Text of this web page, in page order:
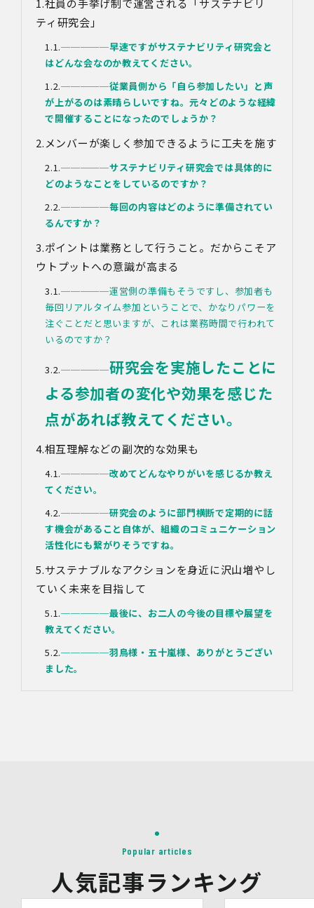
対象情報
・お問い合わせ時に取得する個人情報
利用目的
・各種お問い合わせに対応するため
正確な把握のため
・取得した情報を解析又は分析して、当社サービス「環境
価値創出支援」「環境価値売買」「脱炭素コンサルティン
め
4.第三者への提供
当社は、イベントやセミナーにて取得した個人情報につ
き、以下の内容に従って第三者提供を行うことがありま
す。なお、本人の同意がある場合及び法令の定めによる場
合を除いて、以下の内容以外で当社が取り扱う個人情報を
第三者に提供することはありません。
(1)提供先
イベント・セミナーの共催事業者
(2)提供される個人情報の内容
会社名・所属団体等の名称、所属名、役職名等の肩書、氏
名、住所、電話番号、メールアドレス、その他イベント・
セミナーを通じて取得した情報
電話、FAX、電子メール、郵送などの一般的な方法
上記の内容によらない個人情報の第三者提供を行う場合に
は、あらかじめ本人に対し個別具体的な内容を提示して同
意を得ます。
5.委託
当社は、上記利用目的の達成に必要な範囲内において、個
人情報の取扱いの全部又は一部を委託する場合がありま
す。個人情報の取扱いを外部に委託する際は、十分な情報
管理水準を確保している委託先を選定するとともに、当該
委託先には必要かつ適切な監督を行います。
6.安全管理措置
当社は、個人情報保護法、個人情報保護方針及び本方針に
従って、個人データ（個人情報保護法第16条第３項により
定義された「個人データ」をいい、以下同様とします。）
を適切に取り扱い、正確かつ最新のものとするよう適切な
処置を講じます。
また、個人データの漏えい、滅失又は毀損の防止その他の
個人データの保護のため、個人データを適切かつ安全に管
理します。
・ 個人データについての秘密保持に関する事項を就業規
(3)物理的安全管理措置
・個人データを取扱う区域において、従業員の入退室管理
及び持ち込む機器等の制限を行うとともに、権限を有しな
い者による個人データの閲覧を防止する措置を講じていま
社員の手挙げ制で運営される「サステナビリ
ティ研究会」
─────早速ですがサステナビリティ研究会と
はどんな会なのか教えてください。
─────従業員側から「自ら参加したい」と声
が上がるのは素晴らしいですね。元々どのような経緯
で開催することになったのでしょうか？
メンバーが楽しく参加できるように工夫を施す
─────サステナビリティ研究会では具体的に
どのようなことをしているのですか？
─────毎回の内容はどのように準備されてい
るんですか？
ポイントは業務として行うこと。だからこそア
ウトプットへの意識が高まる
─────運営側の準備もそうですし、参加者も
毎回リアルタイム参加ということで、かなりパワーを
注ぐことだと思いますが、これは業務時間で行われて
いるのですか？
─────研究会を実施したことに
よる参加者の変化や効果を感じた
点があれば教えてください。
相互理解などの副次的な効果も
─────改めてどんなやりがいを感じるか教え
てください。
─────研究会のように部門横断で定期的に話
す機会があること自体が、組織のコミュニケーション
活性化にも繋がりそうですね。
サステナブルなアクションを身近に沢山増やし
ていく未来を目指して
─────最後に、お二人の今後の目標や展望を
教えてください。
─────羽鳥様・五十嵐様、ありがとうござい
ました。
Popular articles
人気記事ランキング